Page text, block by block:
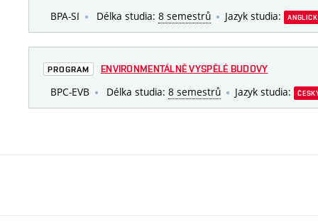
BPA-SI Délka studia: 8 semestrů Jazyk studia:
PROGRAM ENVIRONMENTÁLNĚ VYSPĚLÉ BUDOVY
BPC-EVB Délka studia: 8 semestrů Jazyk studia: